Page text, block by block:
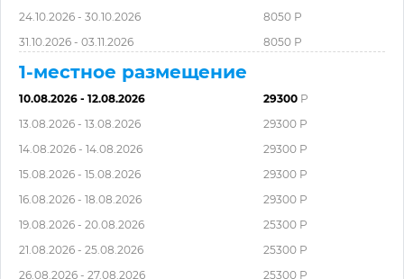
24.10.2026 - 30.10.2026
31.10.2026 - 03.11.2026
8050 Р
8050 Р
1-местное размещение
10.08.2026 - 12.08.2026
13.08.2026 - 13.08.2026
14.08.2026 - 14.08.2026
15.08.2026 - 15.08.2026
16.08.2026 - 18.08.2026
19.08.2026 - 20.08.2026
21.08.2026 - 25.08.2026
26.08.2026 - 27.08.2026
29300 Р
29300 Р
29300 Р
29300 Р
29300 Р
25300 Р
25300 Р
25300 Р